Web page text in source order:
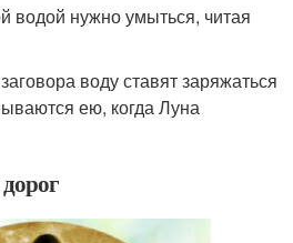
водой нужно умыться, читая
воду ставят заряжаться
ею, когда Луна